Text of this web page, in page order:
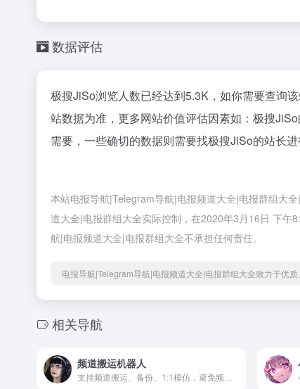
数据评估
极搜JiSo浏览人数已经达到5.3K，如你需要查询
站数据为准，更多网站价值评估因素如：极搜
需要，一些确切的数据则需要找极搜JiSo的站长
本站电报导航|Telegram导航|电报频道大全|电报群组大
道大全|电报群组大全实际控制，在2020年3月16日 下午
航|电报频道大全|电报群组大全不承担任何责任。
电报导航|Telegram导航|电报频道大全|电报群组大全致力于优
相关导航
频道搬运机器人